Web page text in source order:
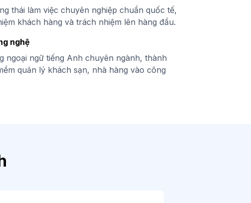
thái làm việc chuyên nghiệp chuẩn quốc tế,
khách hàng và trách nhiệm lên hàng đầu.
nghệ
ngoại ngữ tiếng Anh chuyên ngành, thành
quản lý khách sạn, nhà hàng vào công